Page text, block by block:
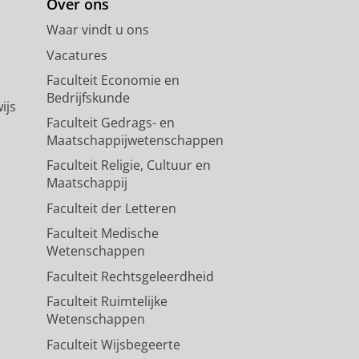
Waar vindt u ons
Vacatures
Faculteit Economie en
Bedrijfskunde
Faculteit Gedrags- en
Maatschappijwetenschappen
Faculteit Religie, Cultuur en
Maatschappij
Faculteit der Letteren
Faculteit Medische
Wetenschappen
Faculteit Rechtsgeleerdheid
Faculteit Ruimtelijke
Wetenschappen
Faculteit Wijsbegeerte